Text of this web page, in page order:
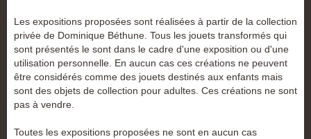
Les expositions proposées sont réalisées à partir de la collection
privée de Dominique Béthune. Tous les jouets transformés qui
sont présentés le sont dans le cadre d'une exposition ou d'une
utilisation personnelle. En aucun cas ces créations ne peuvent
être considérés comme des jouets destinés aux enfants mais
sont des objets de collection pour adultes. Ces créations ne sont
pas à vendre.
Toutes les expositions proposées ne sont en aucun cas